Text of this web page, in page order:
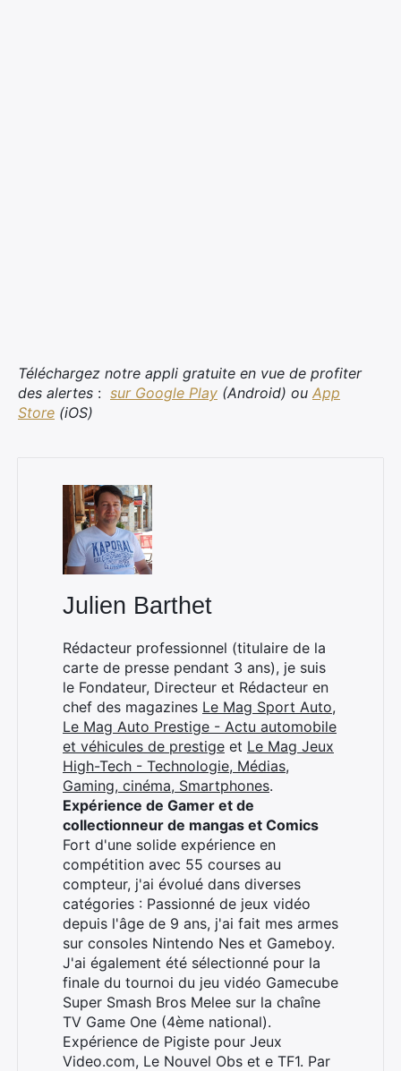
Téléchargez notre appli gratuite en vue de profiter
des alertes : sur Google Play (Android) ou App
Store (iOS)
Julien Barthet
Rédacteur professionnel (titulaire de la
carte de presse pendant 3 ans), je suis
le Fondateur, Directeur et Rédacteur en
chef des magazines Le Mag Sport Auto,
Le Mag Auto Prestige - Actu automobile
et véhicules de prestige et Le Mag Jeux
High-Tech - Technologie, Médias,
Gaming, cinéma, Smartphones.
Expérience de Gamer et de
collectionneur de mangas et Comics
Fort d'une solide expérience en
compétition avec 55 courses au
compteur, j'ai évolué dans diverses
catégories : Passionné de jeux vidéo
depuis l'âge de 9 ans, j'ai fait mes armes
sur consoles Nintendo Nes et Gameboy.
J'ai également été sélectionné pour la
finale du tournoi du jeu vidéo Gamecube
Super Smash Bros Melee sur la chaîne
TV Game One (4ème national).
Expérience de Pigiste pour Jeux
Video.com, Le Nouvel Obs et e TF1. Par
Rechercher
: